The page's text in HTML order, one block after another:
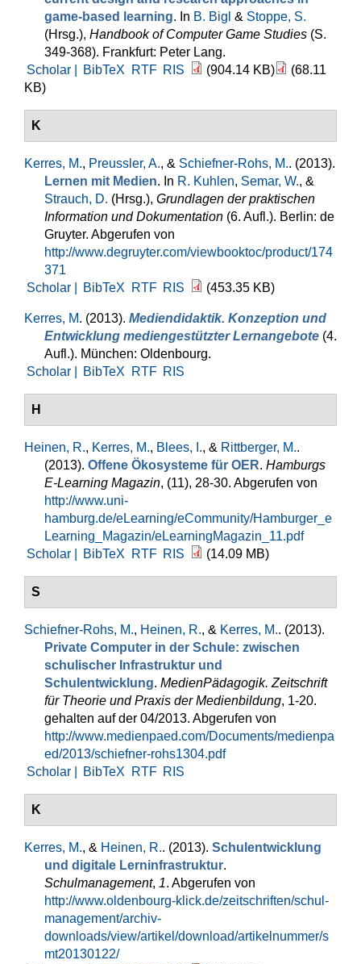
game-based learning. In B. Bigl & Stoppe, S.
(Hrsg.), Handbook of Computer Game Studies (S.
349-368). Frankfurt: Peter Lang.
Scholar |
BibTeX RTF RIS (904.14 KB)
(68.11
KB)
K
Kerres, M., Preussler, A., & Schiefner-Rohs, M.. (2013).
Lernen mit Medien. In R. Kuhlen, Semar, W., &
Strauch, D. (Hrsg.), Grundlagen der praktischen
Information und Dokumentation (6. Aufl.). Berlin: de
Gruyter. Abgerufen von
http://www.degruyter.com/viewbooktoc/product/174
371
Scholar |
BibTeX RTF RIS (453.35 KB)
Kerres, M. (2013). Mediendidaktik. Konzeption und
Entwicklung mediengestützter Lernangebote (4.
Aufl.). München: Oldenbourg.
Scholar |
BibTeX RTF RIS
H
Heinen, R., Kerres, M., Blees, I., & Rittberger, M..
(2013). Offene Ökosysteme für OER. Hamburgs
E-Learning Magazin, (11), 28-30. Abgerufen von
http://www.uni-
hamburg.de/eLearning/eCommunity/Hamburger_e
Learning_Magazin/eLearningMagazin_11.pdf
Scholar |
BibTeX RTF RIS (14.09 MB)
S
Schiefner-Rohs, M., Heinen, R., & Kerres, M.. (2013).
Private Computer in der Schule: zwischen
schulischer Infrastruktur und
Schulentwicklung. MedienPädagogik. Zeitschrift
für Theorie und Praxis der Medienbildung, 1-20.
gehalten auf der 04/2013. Abgerufen von
http://www.medienpaed.com/Documents/medienpa
ed/2013/schiefner-rohs1304.pdf
Scholar |
BibTeX RTF RIS
K
Kerres, M., & Heinen, R.. (2013). Schulentwicklung
und digitale Lerninfrastruktur.
Schulmanagement, 1. Abgerufen von
http://www.oldenbourg-klick.de/zeitschriften/schul-
management/archiv-
downloads/view/artikel/download/artikelnummer/s
mt20130122/